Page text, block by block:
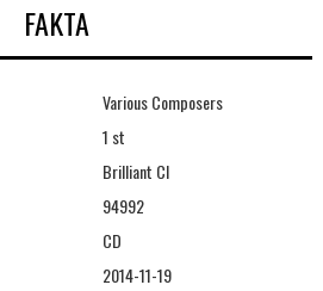
FAKTA
Various Composers
1 st
Brilliant Cl
94992
CD
2014-11-19